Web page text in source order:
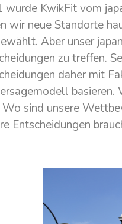
wurde KwikFit vom
wir neue Standorte
Aber unser
zu treffen.
daher mit
Wo sind unsere
Entscheidungen